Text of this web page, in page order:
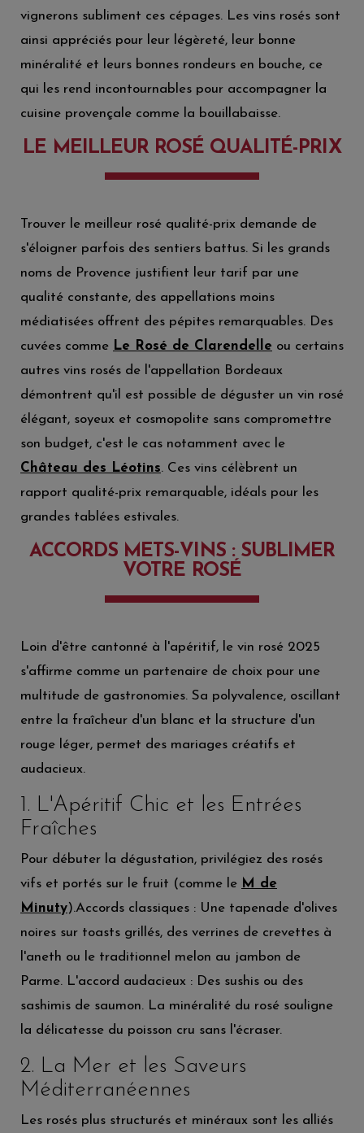
vignerons subliment ces cépages. Les vins rosés sont
ainsi appréciés pour leur légèreté, leur bonne
minéralité et leurs bonnes rondeurs en bouche, ce
qui les rend incontournables pour accompagner la
cuisine provençale comme la bouillabaisse.
LE MEILLEUR ROSÉ QUALITÉ-PRIX
Trouver le meilleur rosé qualité-prix demande de
s'éloigner parfois des sentiers battus. Si les grands
noms de Provence justifient leur tarif par une
qualité constante, des appellations moins
médiatisées offrent des pépites remarquables. Des
cuvées comme Le Rosé de Clarendelle ou certains
autres vins rosés de l'appellation Bordeaux
démontrent qu'il est possible de déguster un vin rosé
élégant, soyeux et cosmopolite sans compromettre
son budget, c'est le cas notamment avec le
Château des Léotins. Ces vins célèbrent un
rapport qualité-prix remarquable, idéals pour les
grandes tablées estivales.
ACCORDS METS-VINS : SUBLIMER
VOTRE ROSÉ
Loin d'être cantonné à l'apéritif, le vin rosé 2025
s'affirme comme un partenaire de choix pour une
multitude de gastronomies. Sa polyvalence, oscillant
entre la fraîcheur d'un blanc et la structure d'un
rouge léger, permet des mariages créatifs et
audacieux.
1. L'Apéritif Chic et les Entrées
Fraîches
Pour débuter la dégustation, privilégiez des rosés
vifs et portés sur le fruit (comme le M de
Minuty).Accords classiques : Une tapenade d'olives
noires sur toasts grillés, des verrines de crevettes à
l'aneth ou le traditionnel melon au jambon de
Parme. L'accord audacieux : Des sushis ou des
sashimis de saumon. La minéralité du rosé souligne
la délicatesse du poisson cru sans l'écraser.
2. La Mer et les Saveurs
Méditerranéennes
Les rosés plus structurés et minéraux sont les alliés